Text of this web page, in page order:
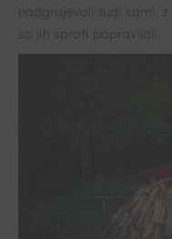
nadgrajevali tudi sami,
so jih sproti popravljali.